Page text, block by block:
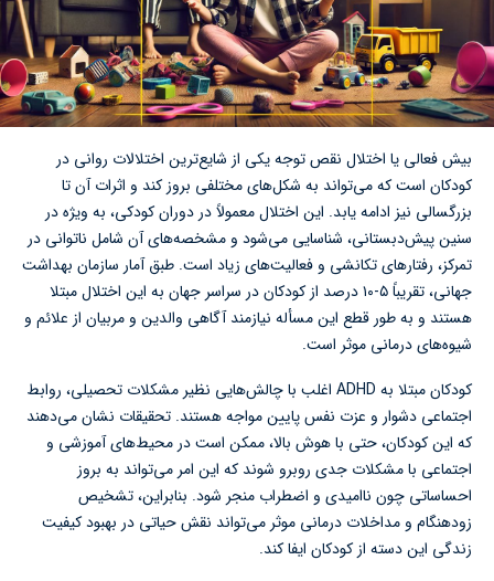
بیش فعالی یا اختلال نقص توجه یکی از شایع‌ترین اختلالات روانی در
کودکان است که می‌تواند به شکل‌های مختلفی بروز کند و اثرات آن تا
بزرگسالی نیز ادامه یابد. این اختلال معمولاً در دوران کودکی، به ویژه در
سنین پیش‌دبستانی، شناسایی می‌شود و مشخصه‌های آن شامل ناتوانی در
تمرکز، رفتارهای تکانشی و فعالیت‌های زیاد است. طبق آمار سازمان بهداشت
جهانی، تقریباً ۵-۱۰ درصد از کودکان در سراسر جهان به این اختلال مبتلا
هستند و به طور قطع این مسأله نیازمند آگاهی والدین و مربیان از علائم و
شیوه‌های درمانی موثر است.
کودکان مبتلا به ADHD اغلب با چالش‌هایی نظیر مشکلات تحصیلی، روابط
اجتماعی دشوار و عزت نفس پایین مواجه هستند. تحقیقات نشان می‌دهند
که این کودکان، حتی با هوش بالا، ممکن است در محیط‌های آموزشی و
اجتماعی با مشکلات جدی روبرو شوند که این امر می‌تواند به بروز
احساساتی چون ناامیدی و اضطراب منجر شود. بنابراین، تشخیص
زودهنگام و مداخلات درمانی موثر می‌تواند نقش حیاتی در بهبود کیفیت
زندگی این دسته از کودکان ایفا کند.